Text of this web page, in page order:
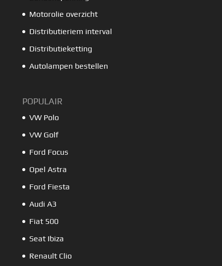
Motorolie overzicht
Distributieriem interval
Distributieketting
Autolampen bestellen
POPULAIR
VW Polo
VW Golf
Ford Focus
Opel Astra
Ford Fiesta
Audi A3
Fiat 500
Seat Ibiza
Renault Clio